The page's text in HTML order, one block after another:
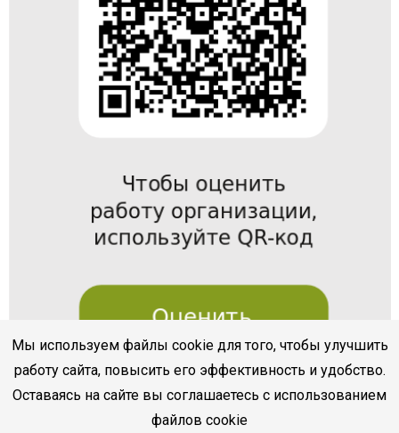
Мы используем файлы cookie для того, чтобы улучшить
работу сайта, повысить его эффективность и удобство.
Оставаясь на сайте вы соглашаетесь с использованием
файлов cookie